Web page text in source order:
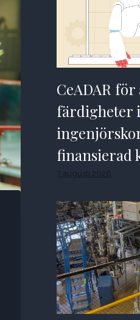
CeADAR
färdigheter
finansierad
7 augusti 2026